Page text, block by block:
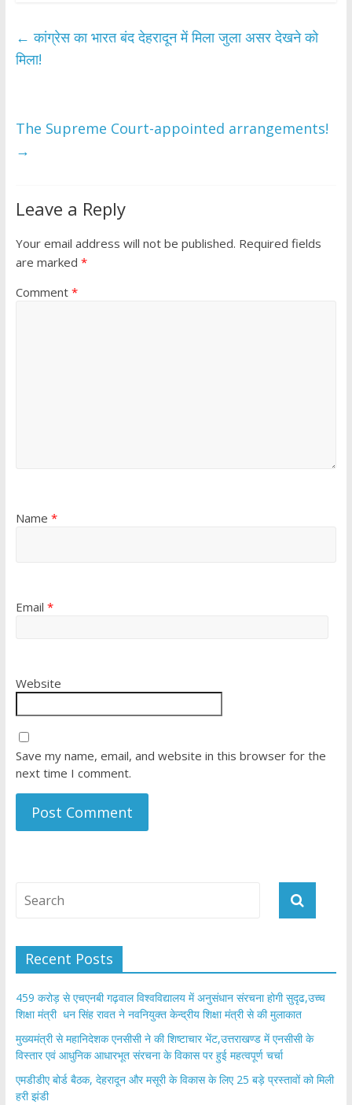
b er s e
← कांग्रेस का भारत बंद देहरादून में मिला जुला असर देखने को
मिला!
The Supreme Court-appointed arrangements!
→
Leave a Reply
Your email address will not be published. Required fields
are marked *
Comment *
Name *
Email *
Website
Save my name, email, and website in this browser for the
next time I comment.
Recent Posts
459 करोड़ से एचएनबी गढ़वाल विश्वविद्यालय में अनुसंधान संरचना होगी सुदृढ,उच्च
शिक्षा मंत्री धन सिंह रावत ने नवनियुक्त केन्द्रीय शिक्षा मंत्री से की मुलाकात
मुख्यमंत्री से महानिदेशक एनसीसी ने की शिष्टाचार भेंट,उत्तराखण्ड में एनसीसी के
विस्तार एवं आधुनिक आधारभूत संरचना के विकास पर हुई महत्वपूर्ण चर्चा
एमडीडीए बोर्ड बैठक, देहरादून और मसूरी के विकास के लिए 25 बड़े प्रस्तावों को मिली
हरी झंडी